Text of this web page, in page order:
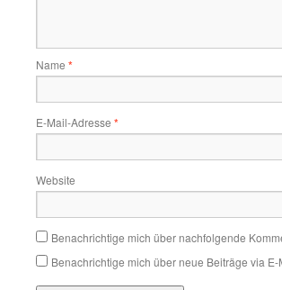
Name *
E-Mail-Adresse *
Website
Benachrichtige mich über nachfolgende
Benachrichtige mich über neue Beiträge via E-